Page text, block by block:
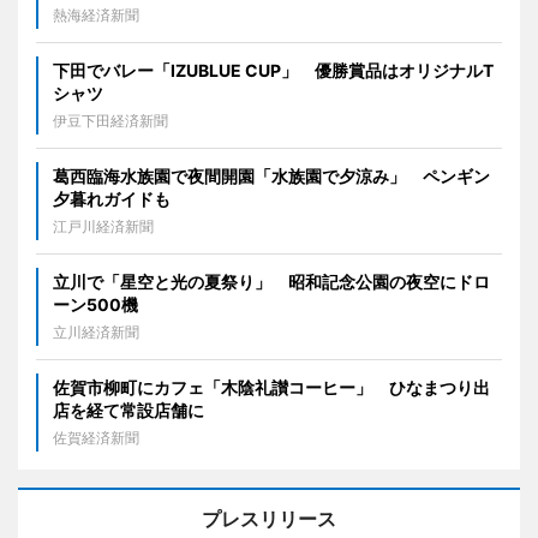
熱海経済新聞
下田でバレー「IZUBLUE CUP」 優勝賞品はオリジナルT
シャツ
伊豆下田経済新聞
葛西臨海水族園で夜間開園「水族園で夕涼み」 ペンギン
夕暮れガイドも
江戸川経済新聞
立川で「星空と光の夏祭り」 昭和記念公園の夜空にドロ
ーン500機
立川経済新聞
佐賀市柳町にカフェ「木陰礼讃コーヒー」 ひなまつり出
店を経て常設店舗に
佐賀経済新聞
プレスリリース